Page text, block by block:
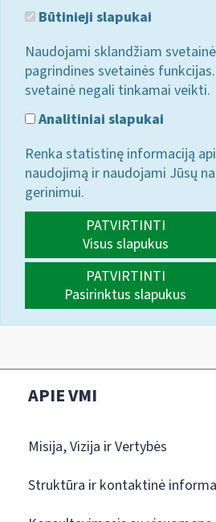
Būtinieji slapukai
Naudojami sklandžiam
pagrindines svetainės
svetainė negali tinkamai veikti.
Analitiniai slapukai
Renka statistinę informaciją
naudojimą ir naudojami Jūsų
gerinimui.
PATVIRTINTI
Visus slapukus
PATVIRTINTI
Pasirinktus slapukus
APIE VMI
Misija, Vizija ir Vertybės
Struktūra ir kontaktinė